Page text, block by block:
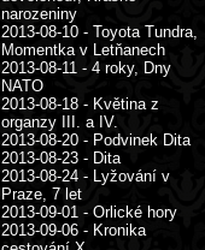
narozeniny
2013-08-10 - Toyota Tundra,
Momentka v Letňanech
2013-08-11 - 4 roky, Dny
NATO
2013-08-18 - Květina z
organzy III. a IV.
2013-08-20 - Podvinek Dita
2013-08-23 - Dita
2013-08-24 - Lyžování v
Praze, 7 let
2013-09-01 - Orlické hory
2013-09-06 - Kronika